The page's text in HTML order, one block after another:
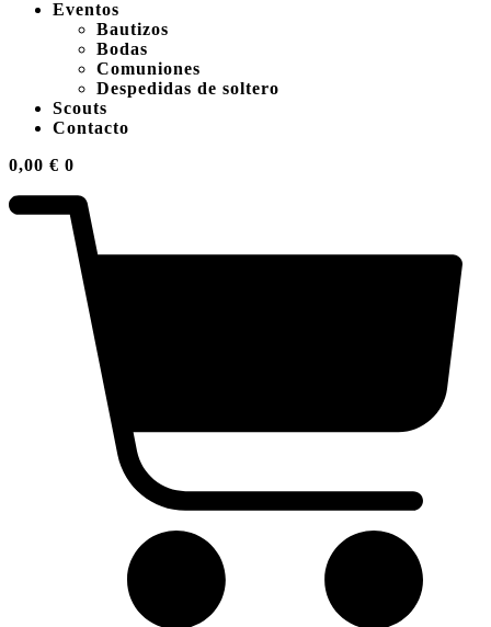
Eventos
Bautizos
Bodas
Comuniones
Despedidas de soltero
Scouts
Contacto
0,00 € 0